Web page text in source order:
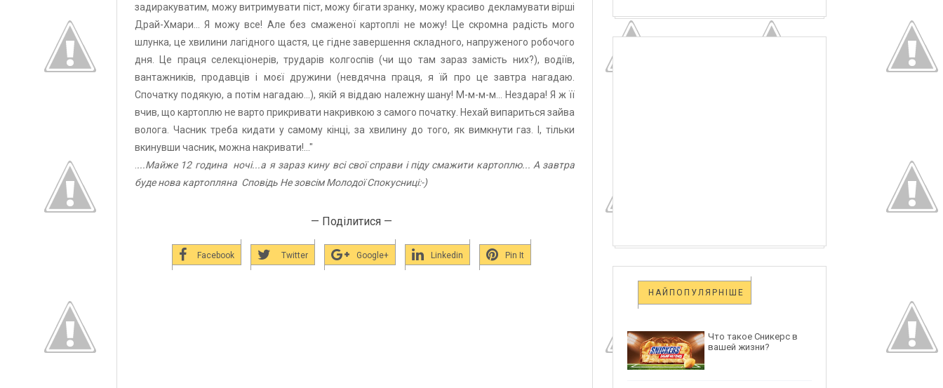
задиракуватим, можу витримувати піст, можу бігати зранку, можу красиво декламувати вірші
Драй-Хмари... Я можу все! Але без смаженої картоплі не можу! Це скромна радість мого
шлунка, це хвилини лагідного щастя, це гідне завершення складного, напруженого робочого
дня. Це праця селекціонерів, трударів колгоспів (чи що там зараз замість них?), водіїв,
вантажників, продавців і моєї дружини (невдячна праця, я їй про це завтра нагадаю.
Спочатку подякую, а потім нагадаю...), якій я віддаю належну шану! М-м-м-м... Нездара! Я ж її
вчив, що картоплю не варто прикривати накривкою з самого початку. Нехай випариться зайва
волога. Часник треба кидати у самому кінці, за хвилину до того, як вимкнути газ. І, тільки
вкинувши часник, можна накривати!..."
...Майже 12 година ночі...а я зараз кину всі свої справи і піду смажити картоплю... А завтра
буде нова картопляна Сповідь Не зовсім Молодої Спокусниці:-)
— Поділитися —
Facebook Twitter Google+ Linkedin Pin It
НАЙПОПУЛЯРНІШЕ
Что такое Сникерс в
вашей жизни?